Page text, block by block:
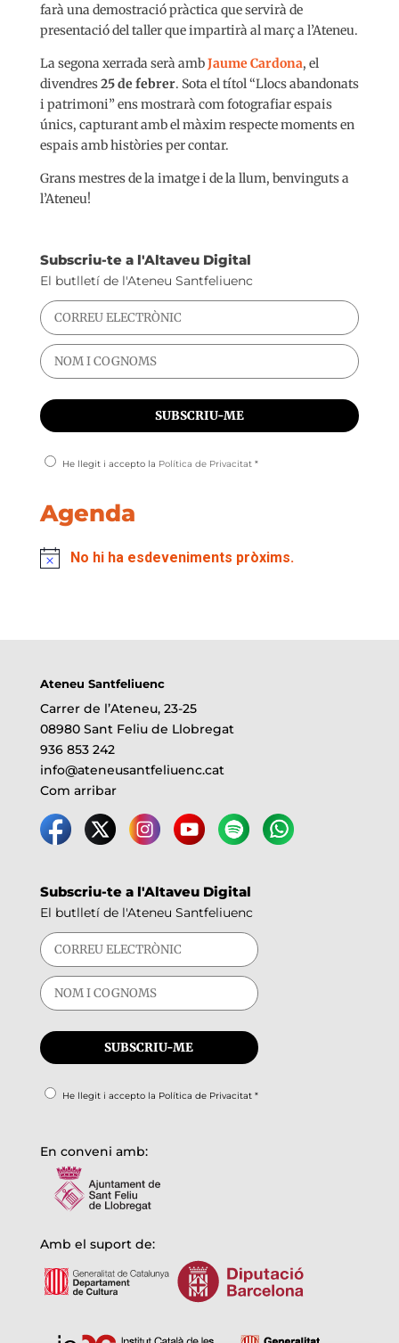
farà una demostració pràctica que servirà de
presentació del taller que impartirà al març a l’Ateneu.
La segona xerrada serà ambJaume Cardona, el
divendres25 de febrer. Sota el títol “Llocs abandonats
i patrimoni” ens mostrarà com fotografiar espais
únics, capturant amb el màxim respecte moments en
espais amb històries per contar.
Grans mestres de la imatge i de la llum, benvinguts a
l’Ateneu!
Subscriu-te a l'Altaveu Digital
El butlletí de l'Ateneu Santfeliuenc
He llegit i accepto la Política de Privacitat*
Agenda
No hi ha esdeveniments pròxims.
Ateneu Santfeliuenc
Carrer de l’Ateneu, 23-25
08980 Sant Feliu de Llobregat
936 853 242
info@ateneusantfeliuenc.cat
Com arribar
Subscriu-te a l'Altaveu Digital
El butlletí de l'Ateneu Santfeliuenc
He llegit i accepto la Política de Privacitat*
En conveni amb:
Amb el suport de: